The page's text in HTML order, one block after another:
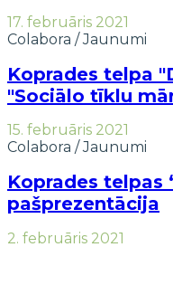
17. februāris 2021
Colabora /Jaunumi
Koprades telpa
"Sociālo tīklu
15. februāris 2021
Colabora /Jaunumi
Koprades telpas
pašprezentācija
2. februāris 2021